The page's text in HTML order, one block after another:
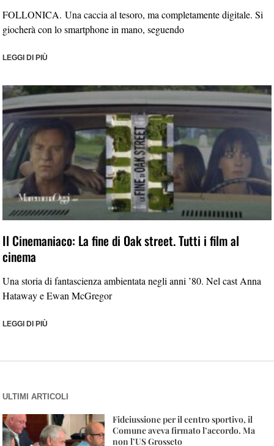
FOLLONICA. Una caccia al tesoro, ma completamente digitale. Si
giocherà con lo smartphone in mano, seguendo
LEGGI DI PIÙ
Il Cinemaniaco: La fine di Oak street. Tutti i film al
cinema
Una storia di fantascienza ambientata negli anni ’80. Nel cast Anna
Hataway e Ewan McGregor
LEGGI DI PIÙ
ULTIMI ARTICOLI
Fideiussione per il centro sportivo, il
Comune aveva firmato l’accordo. Ma
non l’US Grosseto